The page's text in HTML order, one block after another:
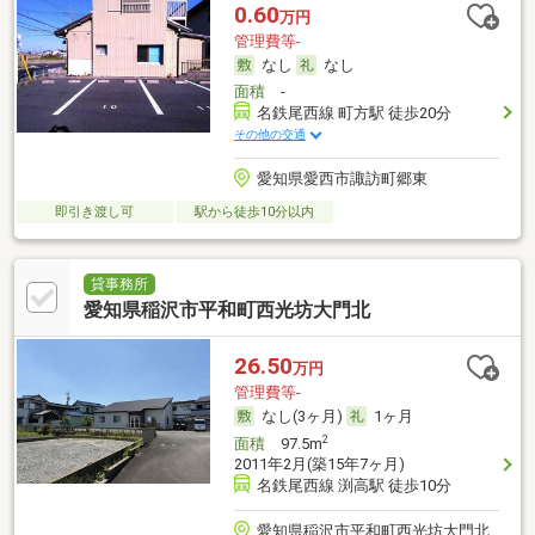
0.60万円
管理費等-
なし
なし
面積-
名鉄尾西線 町方駅 徒歩20分
その他の交通
愛知県愛西市諏訪町郷東
即引き渡し可 駅から徒歩10分以内
貸事務所
愛知県稲沢市平和町西光坊大門北
26.50万円
管理費等-
なし(3ヶ月)
1ヶ月
面積97.5m2
2011年2月(築15年7ヶ月)
名鉄尾西線 渕高駅 徒歩10分
愛知県稲沢市平和町西光坊大門北